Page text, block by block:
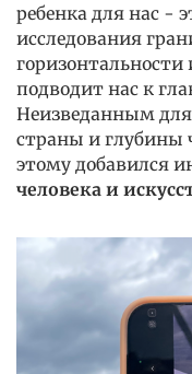
ребенка для нас -
исследования
подводит нас к
Неизведанным
страны и глубины
этому добавился
человека и